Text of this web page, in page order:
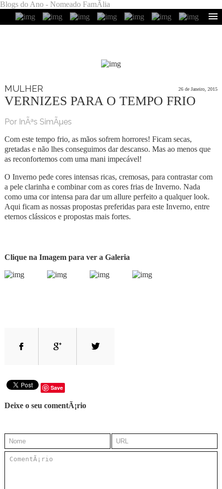
Blogs do Ano - Nomeado FamÃ­lia
MULHER 26 de Janeiro, 2015
VERNIZES PARA O TEMPO FRIO
Por InÃªs SimÃµes
Com este tempo frio, as mãos sofrem horrores! Ficam secas,
gretadas e não lhes conseguimos dar descanso. Mas ao menos que
as reconfortemos com uma mani impecável!
O Inverno pede cores intensas ricas, cremosas, para contrastar com
a pele clarinha e combinar com as cores frias de Inverno. Nada
como uma cor intensa para dar um allure perfeito a qualquer look.
Aqui ficam as nossas propostas preferidas para este Inverno, entre
eternos clássicos e propostas mais fortes.
Clique na Imagem para ver a Galeria
Save
Deixe o seu comentÃ¡rio